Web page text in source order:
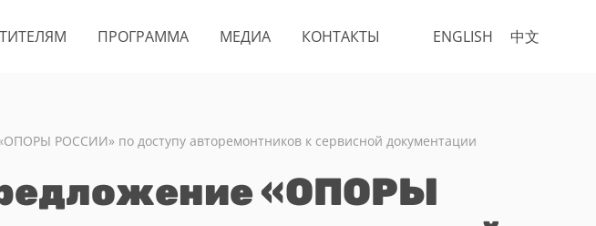
ENGLISH 中文
ПРОГРАММА МЕДИА КОНТАКТЫ
РОССИИ» по доступу авторемонтников к сервисной документации
«ОПОРЫ